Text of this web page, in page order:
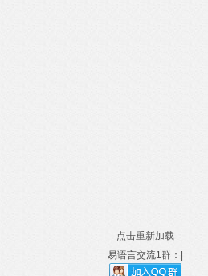
点击重新加载
易语言交流1群：|